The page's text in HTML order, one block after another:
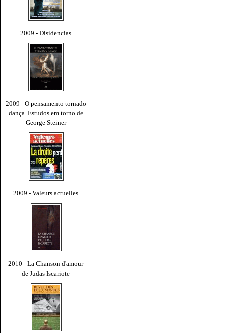
2009 - Disidencias
2009 - O pensamento tornado
dança. Estudos em torno de
George Steiner
2009 - Valeurs actuelles
2010 - La Chanson d'amour
de Judas Iscariote